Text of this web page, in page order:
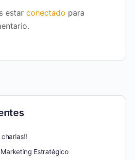
estar conectado para
Estratégico